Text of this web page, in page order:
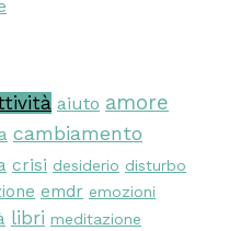
aiuto amore
cambiamento
crisi desiderio disturbo
emdr emozioni
libri meditazione